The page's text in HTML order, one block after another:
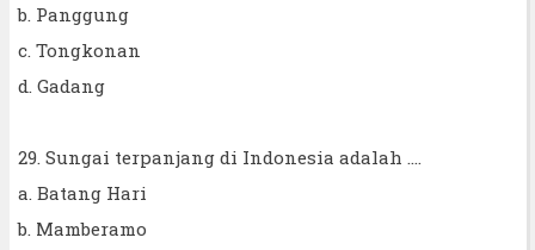
b. Panggung
c. Tongkonan
d. Gadang
29. Sungai terpanjang di Indonesia adalah ....
a. Batang Hari
b. Mamberamo